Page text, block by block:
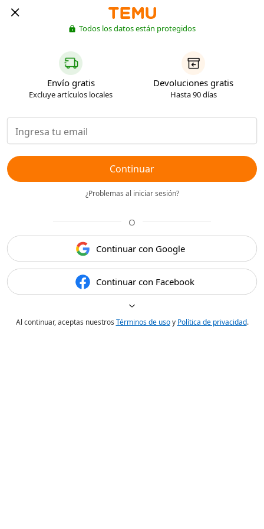
Todos los datos están protegidos
Envío gratis
Excluye artículos locales
Devoluciones gratis
Hasta 90 días
Continuar
¿Problemas al iniciar sesión?
O
Continuar con Google
Continuar con Facebook
Al continuar, aceptas nuestros Términos de usoy Política de privacidad.